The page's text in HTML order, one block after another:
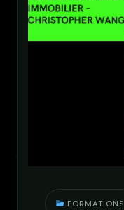
FORMATIONS